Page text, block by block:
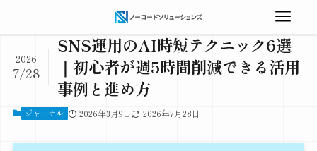
SNS運用のAI時短テクニック6選
｜初心者が週5時間削減できる活用
事例と進め方
2026
7/28
ジャーナル 2026年3月9日 2026年7月28日